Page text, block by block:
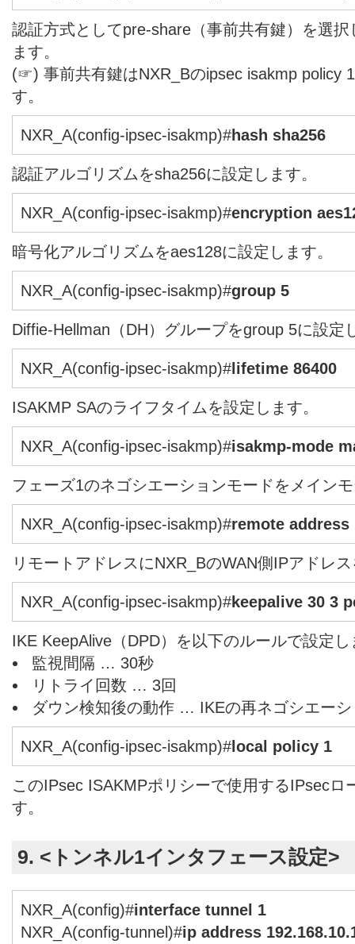
認証方式としてpre-share（事前共有鍵）を選
ます。
(☞) 事前共有鍵はNXR_Bのipsec isakmp policy
す。
NXR_A(config-ipsec-isakmp)#hash sha256
認証アルゴリズムをsha256に設定します。
NXR_A(config-ipsec-isakmp)#encryption
暗号化アルゴリズムをaes128に設定します。
NXR_A(config-ipsec-isakmp)#group 5
Diffie-Hellman（DH）グループをgroup 5に設定
NXR_A(config-ipsec-isakmp)#lifetime 86400
ISAKMP SAのライフタイムを設定します。
NXR_A(config-ipsec-isakmp)#isakmp-mode
フェーズ1のネゴシエーションモードをメイン
NXR_A(config-ipsec-isakmp)#remote address
リモートアドレスにNXR_BのWAN側IPアドレ
NXR_A(config-ipsec-isakmp)#keepalive 30 3
IKE KeepAlive（DPD）を以下のルールで設定し
監視間隔 … 30秒
リトライ回数 … 3回
ダウン検知後の動作 … IKEの再ネゴシエーシ
NXR_A(config-ipsec-isakmp)#local policy 1
このIPsec ISAKMPポリシーで使用するIPsecロ
す。
9. <トンネル1インタフェース設定>
NXR_A(config)#interface tunnel 1
NXR_A(config-tunnel)#ip address